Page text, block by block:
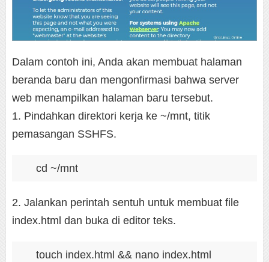
Dalam contoh ini, Anda akan membuat halaman
beranda baru dan mengonfirmasi bahwa server
web menampilkan halaman baru tersebut.
1. Pindahkan direktori kerja ke ~/mnt, titik
pemasangan SSHFS.
cd ~/mnt
2. Jalankan perintah sentuh untuk membuat file
index.html dan buka di editor teks.
touch index.html && nano index.html